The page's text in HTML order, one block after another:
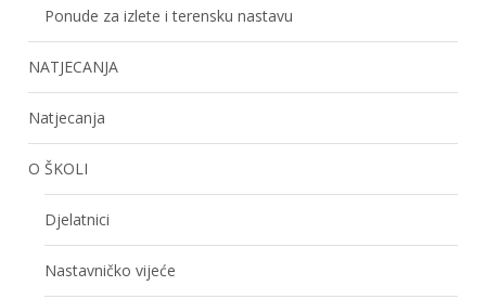
Ponude za izlete i terensku nastavu
NATJECANJA
Natjecanja
O ŠKOLI
Djelatnici
Nastavničko vijeće